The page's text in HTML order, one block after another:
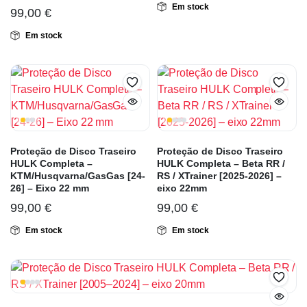
99,00 €
Em stock
Em stock
Proteção de Disco Traseiro
HULK Completa –
KTM/Husqvarna/GasGas [24-
26] – Eixo 22 mm
99,00 €
Em stock
Proteção de Disco Traseiro
HULK Completa – Beta RR /
RS / XTrainer [2025-2026] –
eixo 22mm
99,00 €
Em stock